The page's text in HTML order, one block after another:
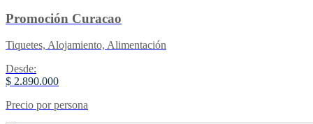
Promoción Curacao
Tiquetes, Alojamiento, Alimentación
Desde:
$ 2.890.000
Precio por persona